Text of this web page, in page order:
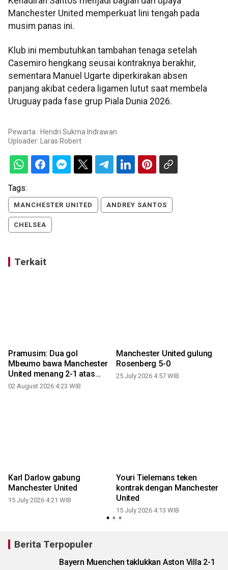
Manchester United memperkuat lini tengah pada
musim panas ini.
Klub ini membutuhkan tambahan tenaga setelah
Casemiro hengkang seusai kontraknya berakhir,
sementara Manuel Ugarte diperkirakan absen
panjang akibat cedera ligamen lutut saat membela
Uruguay pada fase grup Piala Dunia 2026.
Pewarta : Hendri Sukma Indrawan
Uploader:
Laras Robert
Tags:
MANCHESTER UNITED ANDREY SANTOS
CHELSEA
Terkait
Pramusim: Dua gol
Mbeumo bawa Manchester
United menang 2-1 atas
Atletico Madrid
02 August 2026 4:23 WIB
Manchester United gulung
Rosenberg 5-0
25 July 2026 4:57 WIB
Karl Darlow gabung
Manchester United
15 July 2026 4:21 WIB
Youri Tielemans teken
kontrak dengan Manchester
United
15 July 2026 4:13 WIB
Berita Terpopuler
Bayern Muenchen taklukkan Aston Villa 2-1